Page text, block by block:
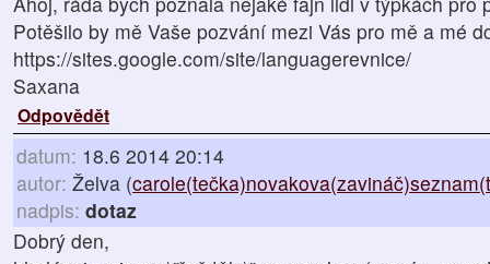
Potěšilo by mě Vaše pozvání mezi Vás pro mě a mé
https://sites.google.com/site/languagerevnice/
Saxana
Odpovědět
datum: 18.6 2014 20:14
autor: Želva (
nadpis: dotaz
Dobrý den,